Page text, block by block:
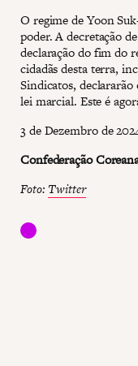
O regime de Yoon
poder. A decretação
declaração do fim do
cidadãs desta terra,
Sindicatos,
lei marcial. Este é
3 de Dezembro de
Confederação
Foto: Twitter